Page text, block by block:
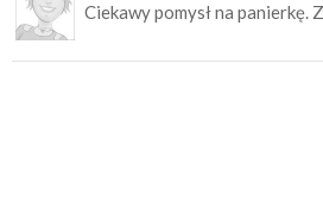
Ciekawy pomysł na panierkę.